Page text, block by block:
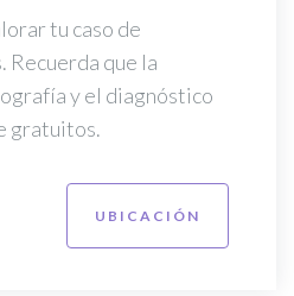
tu caso de
Recuerda que la
y el diagnóstico
gratuitos.
UBICACIÓN